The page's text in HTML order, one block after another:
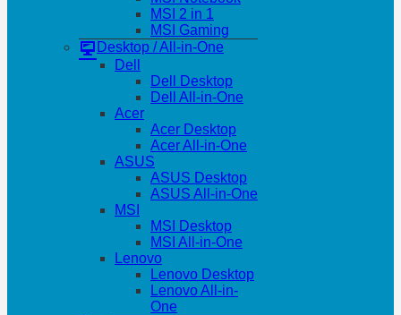
MSI 2 in 1
MSI Gaming
Desktop / All-in-One
Dell
Dell Desktop
Dell All-in-One
Acer
Acer Desktop
Acer All-in-One
ASUS
ASUS Desktop
ASUS All-in-One
MSI
MSI Desktop
MSI All-in-One
Lenovo
Lenovo Desktop
Lenovo All-in-
One